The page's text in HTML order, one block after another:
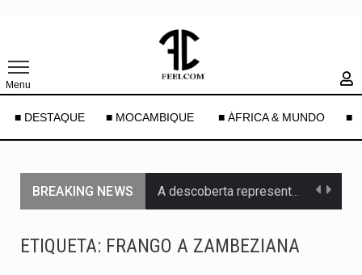
Menu
■ DESTAQUE ■ MOCAMBIQUE ■ ÁFRICA & MUNDO ■
BREAKING NEWS A descoberta representa um marco para a astronomia moderna. Embora…
ETIQUETA: FRANGO A ZAMBEZIANA